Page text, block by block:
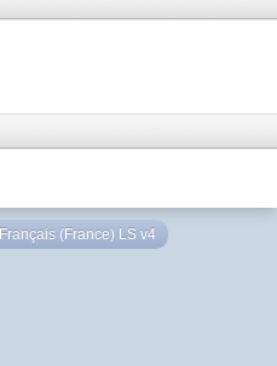
Français (France) LS v4